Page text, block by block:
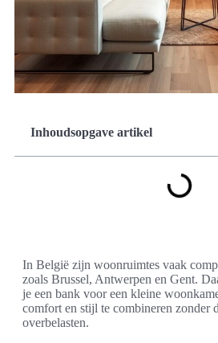
Inhoudsopgave artikel
In België zijn woonruimtes vaak
zoals Brussel, Antwerpen en Gent.
je een bank voor een kleine
comfort en stijl te combineren zonder
overbelasten.